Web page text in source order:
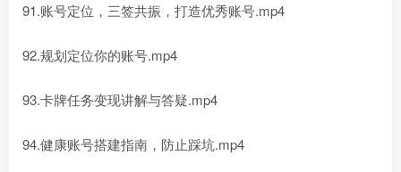
91.账号定位，三签共振，打造优秀账号.mp4
92.规划定位你的账号.mp4
93.卡牌任务变现讲解与答疑.mp4
94.健康账号搭建指南，防止踩坑.mp4